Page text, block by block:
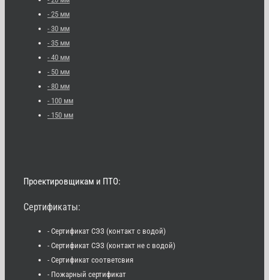
- 25 мм
- 30 мм
- 35 мм
- 40 мм
- 50 мм
- 80 мм
- 100 мм
- 150 мм
Проектировщикам и ПТО:
Сертификаты:
- Сертификат СЭЗ (контакт с водой)
- Сертификат СЭЗ (контакт не с водой)
- Сертификат соответсвия
- Пожарный сертификат